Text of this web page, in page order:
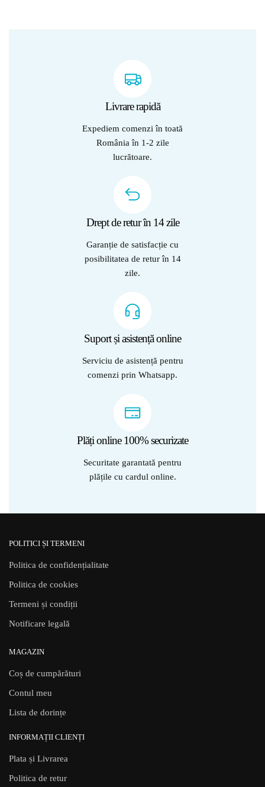
Livrare rapidă
Expediem comenzi în toată
România în 1-2 zile
lucrătoare.
Drept de retur în 14 zile
Garanție de satisfacție cu
posibilitatea de retur în 14
zile.
Suport și asistență online
Serviciu de asistență pentru
comenzi prin Whatsapp.
Plăți online 100% securizate
Securitate garantată pentru
plățile cu cardul online.
POLITICI ȘI TERMENI
Politica de confidențialitate
Politica de cookies
Termeni și condiții
Notificare legală
MAGAZIN
Coș de cumpărături
Contul meu
Lista de dorințe
INFORMAȚII CLIENȚI
Plata și Livrarea
Politica de retur